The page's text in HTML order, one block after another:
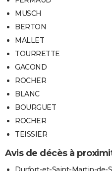
MUSCH
BERTON
MALLET
TOURRETTE
GACOND
ROCHER
BLANC
BOURGUET
ROCHER
TEISSIER
Avis de décès à